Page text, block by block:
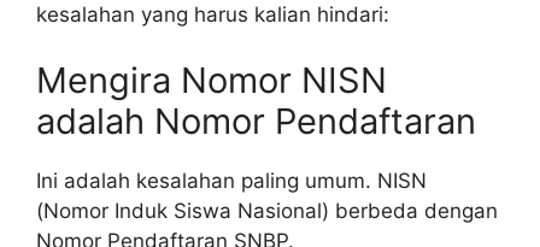
kesalahan yang harus kalian hindari:
Mengira Nomor NISN
adalah Nomor Pendaftaran
Ini adalah kesalahan paling umum. NISN
(Nomor Induk Siswa Nasional) berbeda dengan
Nomor Pendaftaran SNBP.